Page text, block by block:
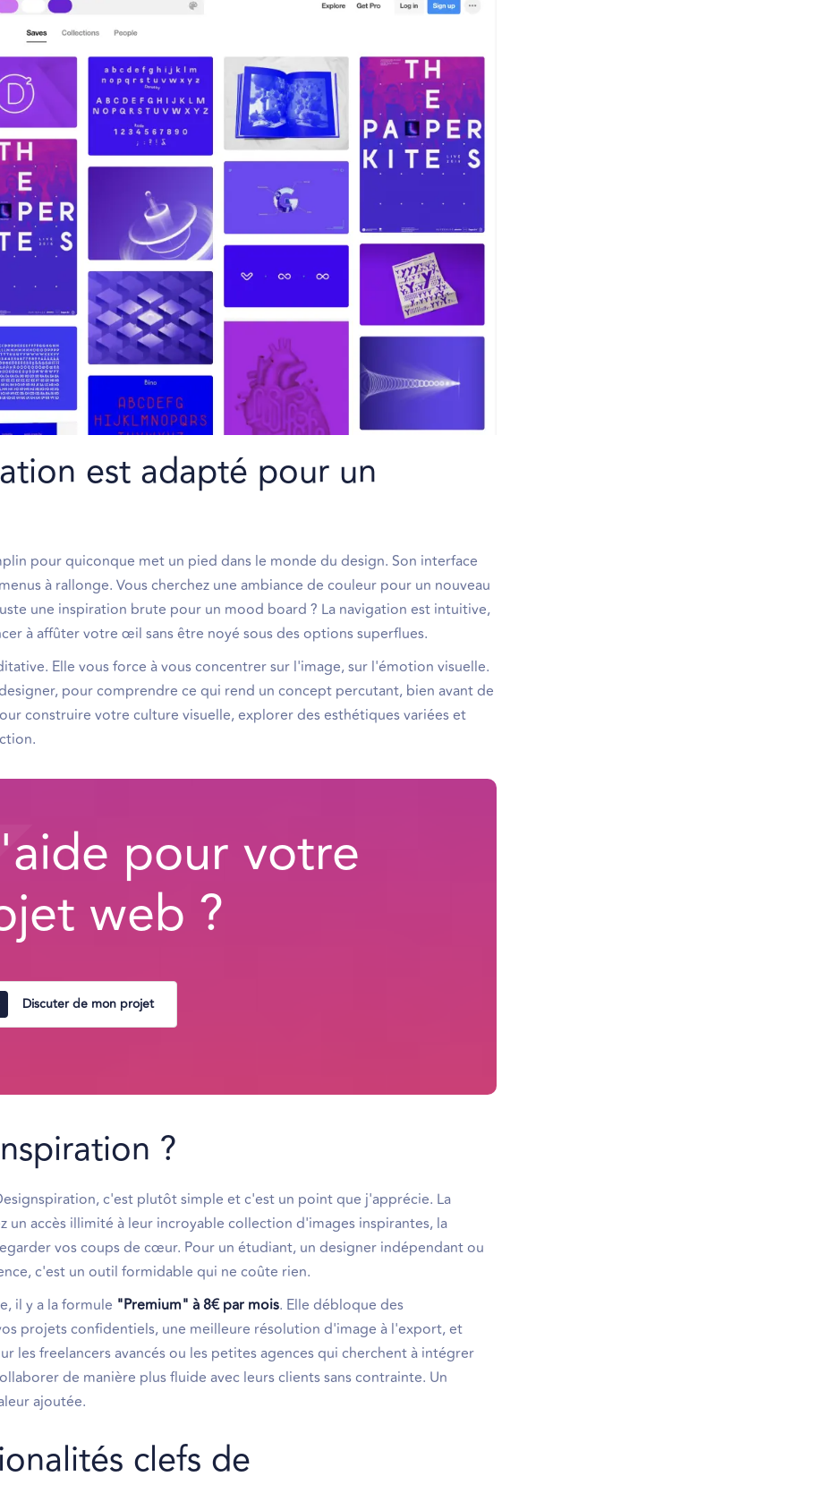
est adapté pour un
pour quiconque met un pied dans le monde du design. Son interface
à rallonge. Vous cherchez une ambiance de couleur pour un nouveau
une inspiration brute pour un mood board ? La navigation est intuitive,
à affûter votre œil sans être noyé sous des options superflues.
Elle vous force à vous concentrer sur l'image, sur l'émotion visuelle.
pour comprendre ce qui rend un concept percutant, bien avant de
construire votre culture visuelle, explorer des esthétiques variées et
pour votre
web ?
Discuter de mon projet
?
c'est plutôt simple et c'est un point que j'apprécie. La
un accès illimité à leur incroyable collection d'images inspirantes, la
vos coups de cœur. Pour un étudiant, un designer indépendant ou
c'est un outil formidable qui ne coûte rien.
il y a la formule "Premium" à 8€ par mois. Elle débloque des
projets confidentiels, une meilleure résolution d'image à l'export, et
les freelancers avancés ou les petites agences qui cherchent à intégrer
de manière plus fluide avec leurs clients sans contrainte. Un
ajoutée.
clefs de